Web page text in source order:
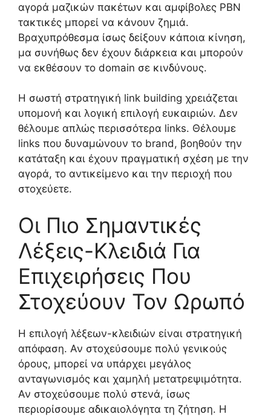
αγορά μαζικών πακέτων και αμφίβολες PBN
τακτικές μπορεί να κάνουν ζημιά.
Βραχυπρόθεσμα ίσως δείξουν κάποια κίνηση,
μα συνήθως δεν έχουν διάρκεια και μπορούν
να εκθέσουν το domain σε κινδύνους.
Η σωστή στρατηγική link building χρειάζεται
υπομονή και λογική επιλογή ευκαιριών. Δεν
θέλουμε απλώς περισσότερα links. Θέλουμε
links που δυναμώνουν το brand, βοηθούν την
κατάταξη και έχουν πραγματική σχέση με την
αγορά, το αντικείμενο και την περιοχή που
στοχεύετε.
Οι Πιο Σημαντικές
Λέξεις-Κλειδιά Για
Επιχειρήσεις Που
Στοχεύουν Τον Ωρωπό
Η επιλογή λέξεων-κλειδιών είναι στρατηγική
απόφαση. Αν στοχεύσουμε πολύ γενικούς
όρους, μπορεί να υπάρχει μεγάλος
ανταγωνισμός και χαμηλή μετατρεψιμότητα.
Αν στοχεύσουμε πολύ στενά, ίσως
περιορίσουμε αδικαιολόγητα τη ζήτηση. Η